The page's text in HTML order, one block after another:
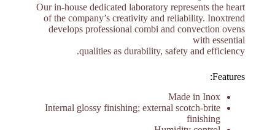
Our in-house dedicated laboratory represents the heart
of the company’s creativity and reliability. Inoxtrend
develops professional combi and convection ovens
with essential
qualities as durability, safety and efficiency.
Features:
Made in Inox
Internal glossy finishing; external scotch-brite
finishing